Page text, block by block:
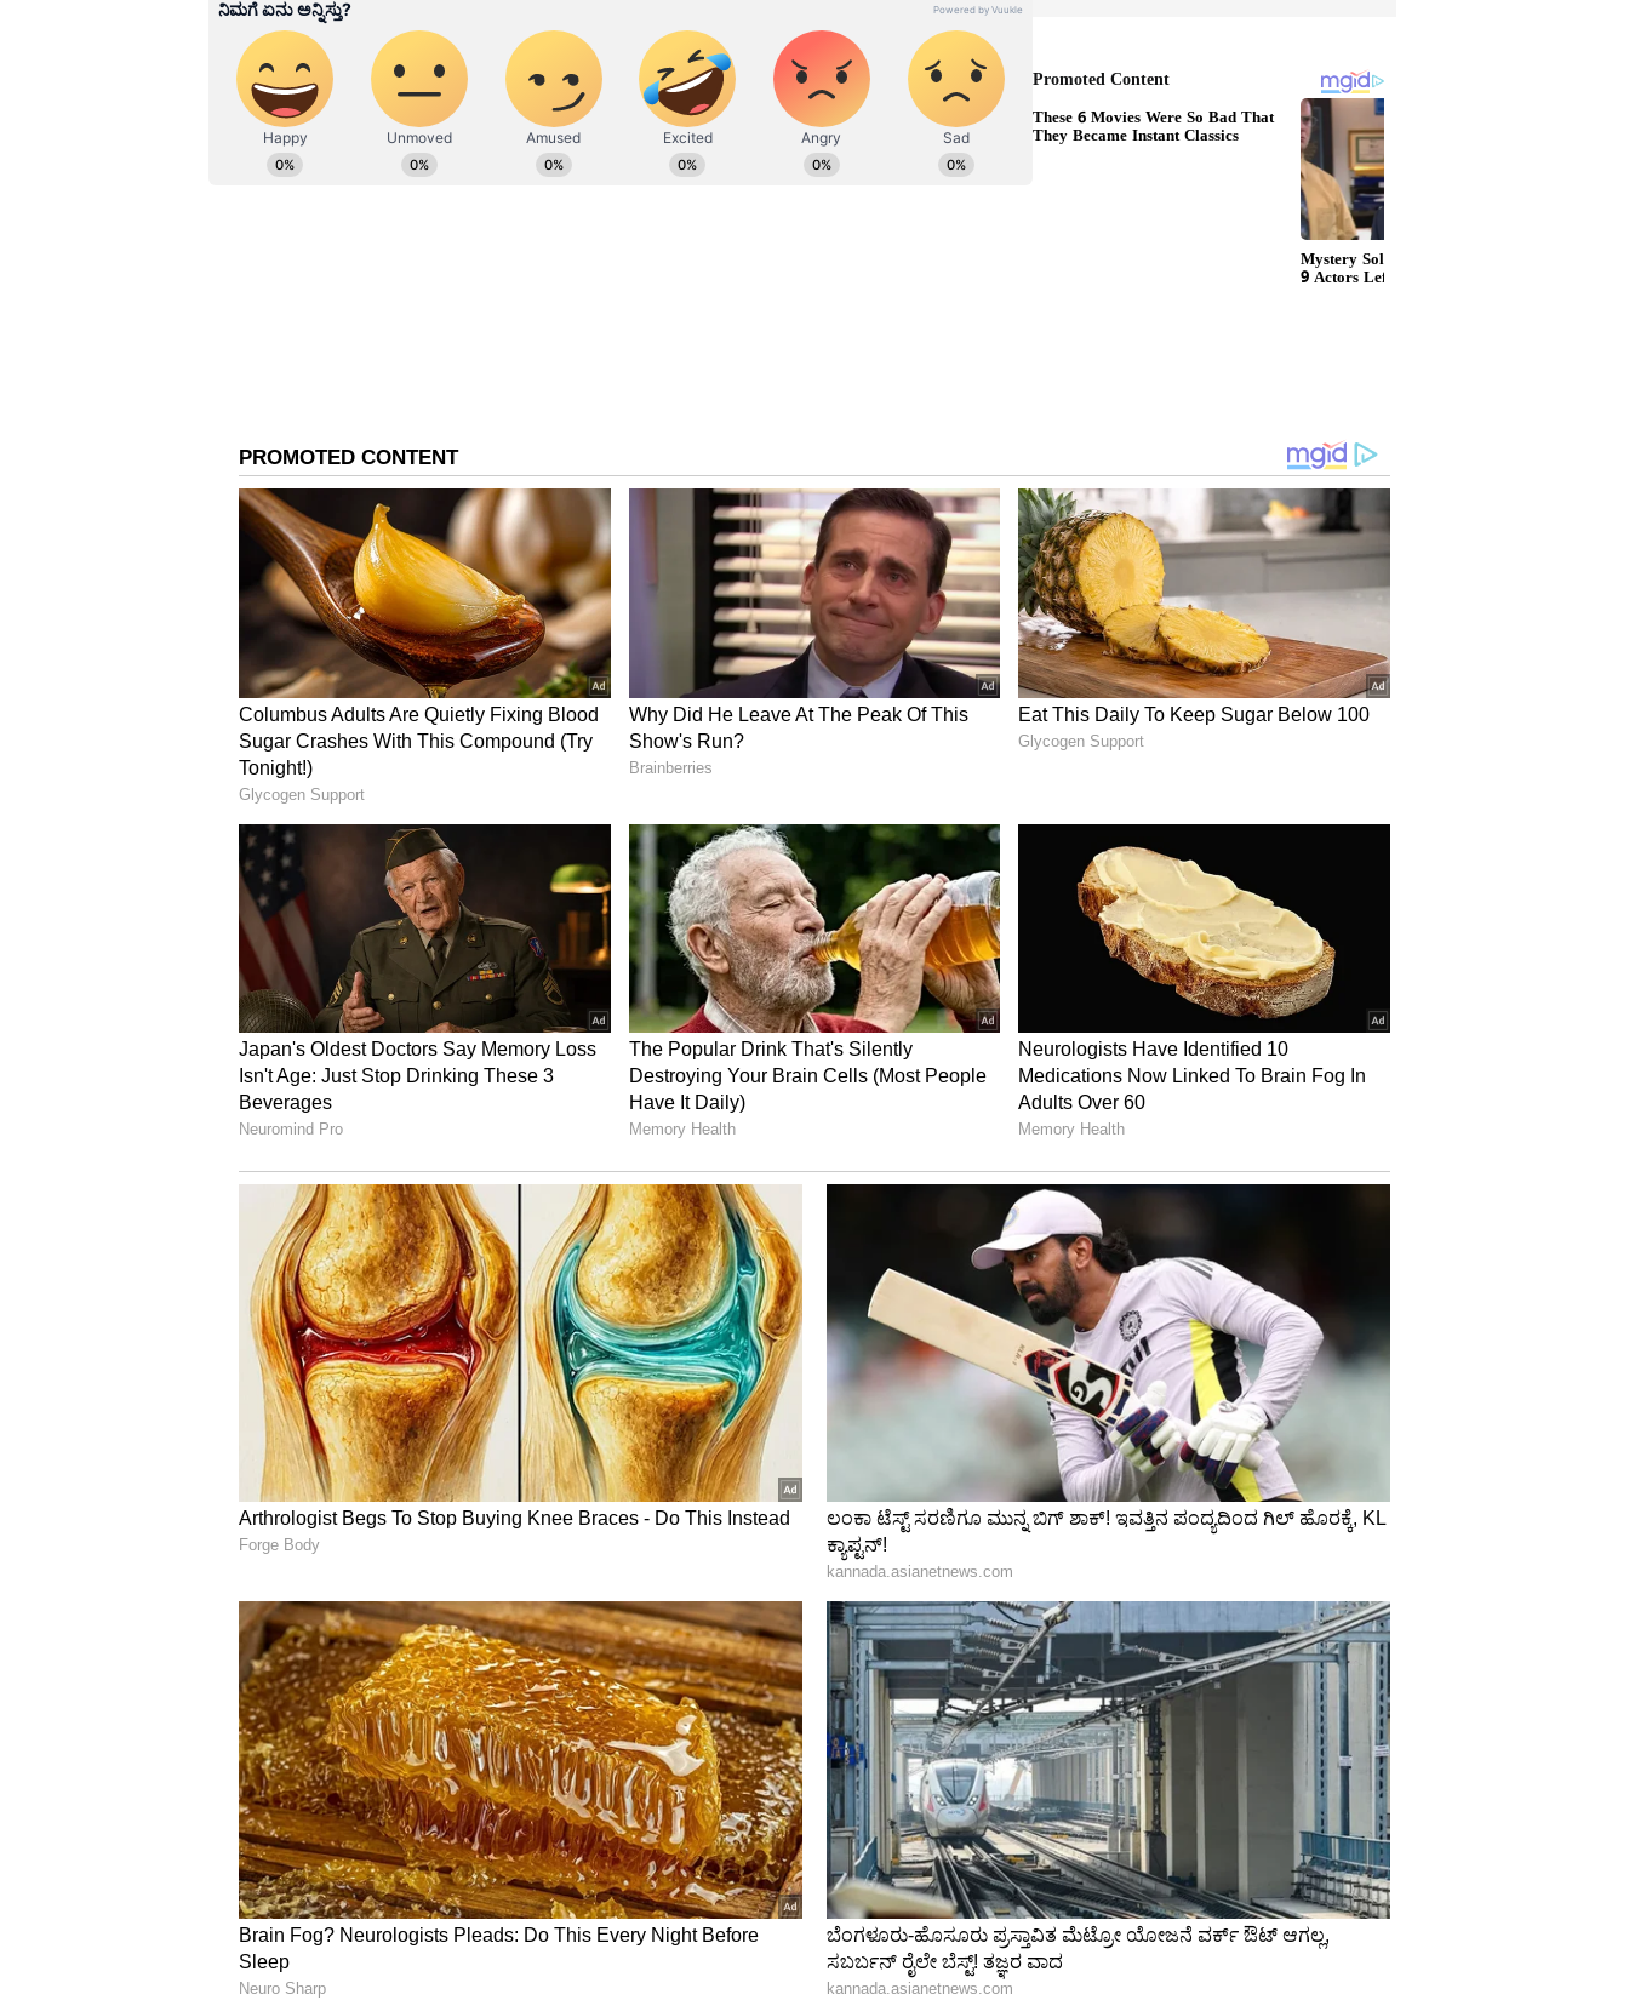
ಹೋರಾಟದ ಫಲವಾಗಿ ಹಿಂದೂಗಳಿಗೆ ಜಯ
ದತ್ತಪೀಠದ ಮುಕ್ತಿಗಾಗಿ 25 ವರ್ಷಗಳಿಂದ ಭಜರಂಗದಳ-ವಿಶ್ವಹಿಂದೂ ಪರಿಷದ್ ನ ನಿರಂತರ ಹೋರಾಟದ
ಹಳ್ಳಿ- ಹಳ್ಳಿಯಲ್ಲಿ ತಿಳಿದುಕೊಂಡಿದ್ದಾರೆ.
3
ರಜತ ಮಹೋತ್ಸವದ ಸಂಭ್ರಮ
ಈ ಬಾರಿ 25ನೇ ವರ್ಷದ ರಜತ ಮಹೋತ್ಸವದ ದತ್ತಜಯಂತಿ ಅಂಗವಾಗಿ ರಾಜ್ಯಾದ್ಯಂತ ಸಂಕೀರ್ತನಾ ಯಾತ್ರೆ
ಮಾಡಿದ್ದೇವೆ. 14ನೇ ತಾರೀಖು ರಾಜ್ಯದ ನಾನಾ ಭಾಗಗಳಿಂದ 25 ಸಾವಿರಕ್ಕೂ ಅಧಿಕ ದತ್ತ ಭಕ್ತರು
ಆಗಮಿಸಲಿದ್ದಾರೆ. ಅಂದು ಶೋಭಾಯಾತ್ರೆಗೆ ವಾಗ್ಮಿ ಚಕ್ರವರ್ತಿ ಸೂಲಿಬೆಲೆ ದಿಕ್ಸೂಚಿ ಭಾಷಣ ಮಾಡಲಿದ್ದಾರೆ
ಎಂದರು. ಮಂಡ್ಯ ನಾಗಮಂಗಲ, ದಾವಣಗೆರೆ, ಮಂಗಳೂರಿನ ಹಲವೆಡೆ ಗಣಪತಿ ಮೆರವಣಿಗೆ ವೇಳೆ ಅಹಿತಕರ
ಘಟನೆಗಳು ನಡೆದಿವೆ. ಬಂದೋಬಸ್ತ್ ಮಾಡಿದ್ದರು ಕೂಡ ಅಂಗಡಿಗೆ ಬೆಂಕಿ ಹಾಕಿದ್ದರು. ಕಲ್ಲು ತೂರಿದ್ದರು. ಇದರಲ್ಲಿ
ನಿಷೇಧಿತ ಸಂಘಟನೆಯ ಕೈವಾಡದ ಸಂಶಯವಿದೆ. ಈ ಘಟನೆಗಳಿಗೆ ಕೇರಳದಿಂದ ಜನ ಬಂದಿದ್ದರು. ಹಾಗಾಗಿ,
ಪೊಲೀಸ್ ಇಲಾಖೆ ಸೂಕ್ತ ಕ್ರಮಕೈಗೊಳ್ಳಬೇಕೆಂದು ಮನವಿ ಮಾಡಿದ್ದಾರೆ.
4
4